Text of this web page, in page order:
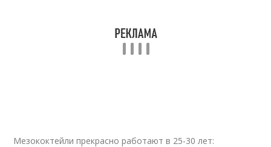
Мезококтейли прекрасно работают в 25-30 лет: